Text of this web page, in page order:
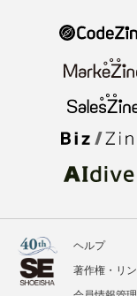
ヘルプ
著作権・リ